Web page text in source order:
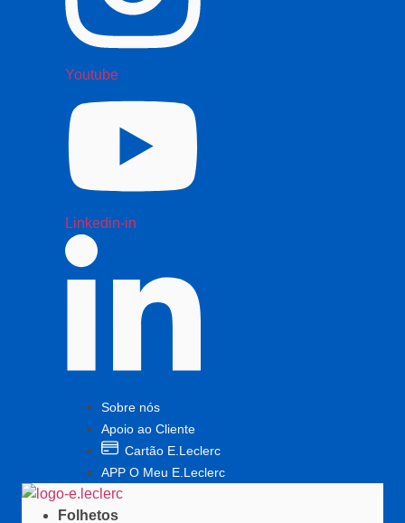
Youtube
Linkedin-in
Sobre nós
Apoio ao Cliente
Cartão E.Leclerc
APP O Meu E.Leclerc
Folhetos